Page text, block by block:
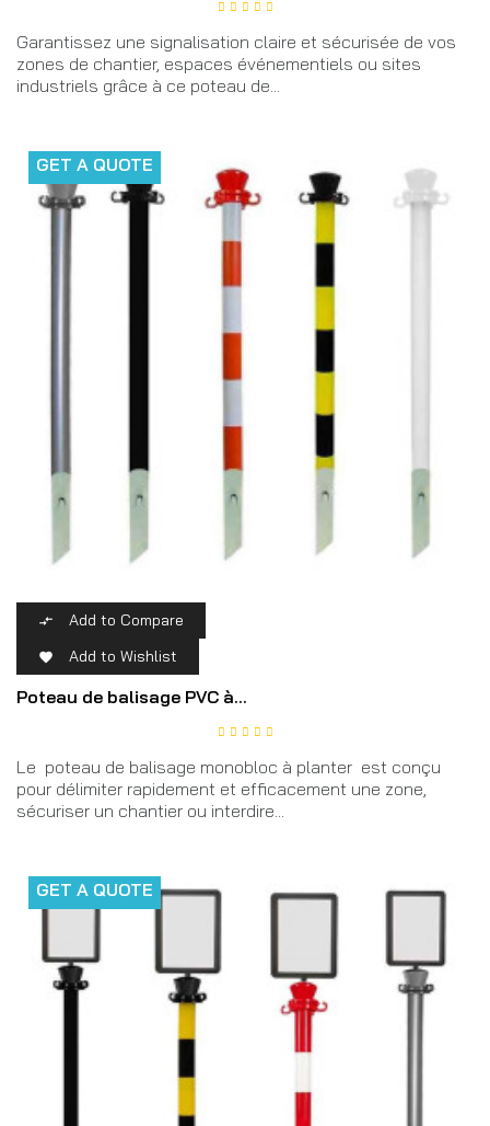
Garantissez une signalisation claire et sécurisée de vos
zones de chantier, espaces événementiels ou sites
industriels grâce à ce poteau de...
GET A QUOTE
 Add to Compare
 Add to Wishlist
Poteau de balisage PVC à...
Le poteau de balisage monobloc à planter est conçu
pour délimiter rapidement et efficacement une zone,
sécuriser un chantier ou interdire...
GET A QUOTE